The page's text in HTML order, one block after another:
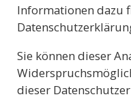
Informationen dazu
Sie können dieser
dieser